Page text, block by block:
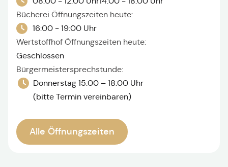
Bücherei Öffnungszeiten heute:
16:00 - 19:00 Uhr
Wertstoffhof Öffnungszeiten heute:
Geschlossen
Bürgermeistersprechstunde:
Donnerstag 15:00 – 18:00 Uhr
(bitte Termin vereinbaren)
Alle Öffnungszeiten